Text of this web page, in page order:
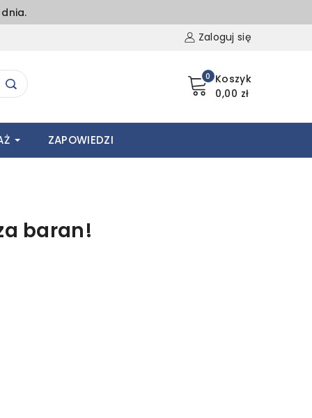
Zaloguj się
0 Koszyk
0,00 zł
ZAPOWIEDZI
baran!